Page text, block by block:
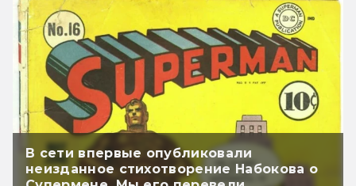
В сети впервые опубликовали
неизданное стихотворение Набокова о